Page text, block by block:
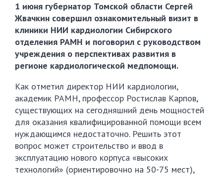
1 июня губернатор Томской области Сергей
Жвачкин совершил ознакомительный визит в
клиники НИИ кардиологии Сибирского
отделения РАМН и поговорил с руководством
учреждения о перспективах развития в
регионе кардиологической медпомощи.
Как отметил директор НИИ кардиологии,
академик РАМН, профессор Ростислав Карпов,
существующих на сегодняшний день мощностей
для оказания квалифицированной помощи всем
нуждающимся недостаточно. Решить этот
вопрос может строительство и ввод в
эксплуатацию нового корпуса «высоких
технологий» (ориентировочно на 50-75 мест),